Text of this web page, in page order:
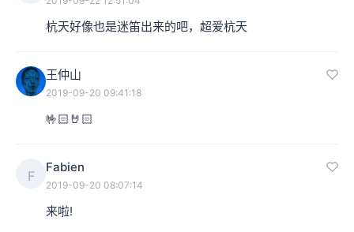
杭天好像也是迷笛出来的吧，超爱杭天
王仲山
2019-09-20 09:41:18
🤟🏻🤘🏻
F
Fabien
2019-09-20 08:07:14
来啦!